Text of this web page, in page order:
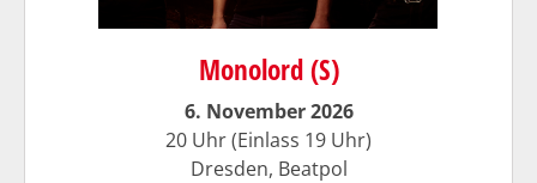
Monolord (S)
6. November 2026
20 Uhr (Einlass 19 Uhr)
Dresden, Beatpol